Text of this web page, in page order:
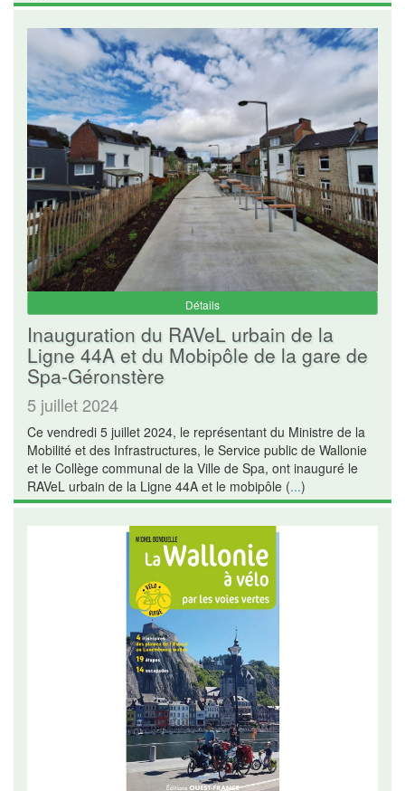
Détails
Inauguration du RAVeL urbain de la
Ligne 44A et du Mobipôle de la gare de
Spa-Géronstère
5 juillet 2024
Ce vendredi 5 juillet 2024, le représentant du Ministre de la
Mobilité et des Infrastructures, le Service public de Wallonie
et le Collège communal de la Ville de Spa, ont inauguré le
RAVeL urbain de la Ligne 44A et le mobipôle (...)